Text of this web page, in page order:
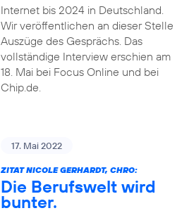
Internet bis 2024 in Deutschland.
Wir veröffentlichen an dieser Stelle
Auszüge des Gesprächs. Das
vollständige Interview erschien am
18. Mai bei Focus Online und bei
Chip.de.
17. Mai 2022
ZITAT NICOLE GERHARDT, CHRO:
Die Berufswelt wird
bunter.